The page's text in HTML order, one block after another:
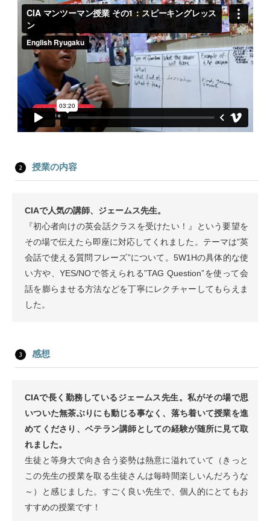
授業の内容
CIAで人気の講師、ジェームス先生。
『初心者向けの英会話クラスを受けたい！』という要望を
その場で伝えたら即座に対応してくれました。テーマは”英
会話で使える質問フレーズ”について。5W1Hの具体的な使
い方や、YES/NOで答えられる”TAG Question”を使って会
話を膨らませる方法などを丁寧にレクチャーしてもらえま
した。
感想
CIAで長く勤務しているジェームス先生。私がその場で思
いついた無茶ぶりにも動じる事なく、落ち着いて授業を進
めてくださり、ベテラン講師としての経験が随所に見て取
れました。
生徒と等身大で向き合う姿勢は熱意に溢れていて（きっと
この先生の授業を取る生徒さんは毎時間楽しいんだろうな
～）と感じました。すごく良い先生で、個人的にとてもお
すすめの授業です！